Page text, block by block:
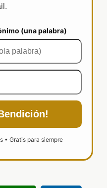
(una palabra)
• Gratis para siempre